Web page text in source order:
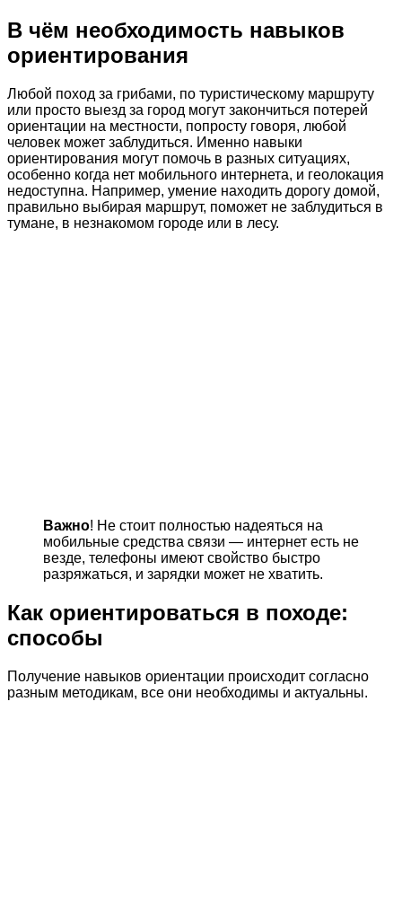
В чём необходимость навыков
ориентирования
Любой поход за грибами, по туристическому маршруту
или просто выезд за город могут закончиться потерей
ориентации на местности, попросту говоря, любой
человек может заблудиться. Именно навыки
ориентирования могут помочь в разных ситуациях,
особенно когда нет мобильного интернета, и геолокация
недоступна. Например, умение находить дорогу домой,
правильно выбирая маршрут, поможет не заблудиться в
тумане, в незнакомом городе или в лесу.
Важно! Не стоит полностью надеяться на
мобильные средства связи — интернет есть не
везде, телефоны имеют свойство быстро
разряжаться, и зарядки может не хватить.
Как ориентироваться в походе:
способы
Получение навыков ориентации происходит согласно
разным методикам, все они необходимы и актуальны.